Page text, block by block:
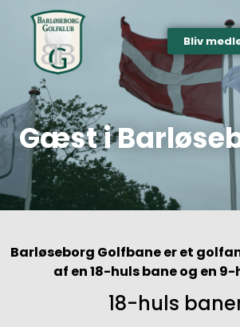
Bliv
Gæst i
Barløseborg Golfbane er et
af en 18-huls bane og en
18-huls